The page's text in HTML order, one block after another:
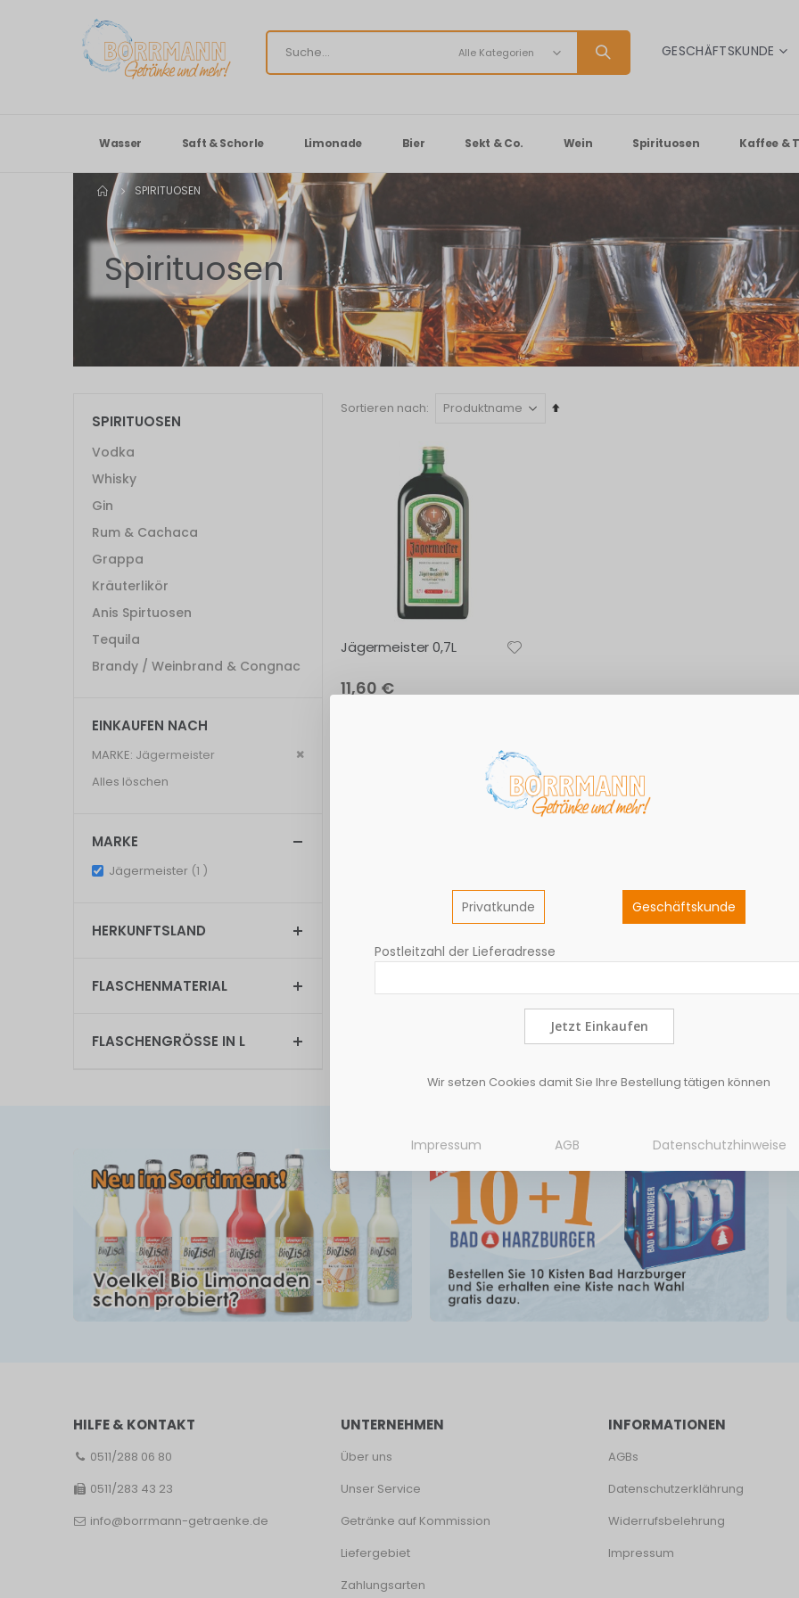
SPRACHE
GESCHÄFTSKUNDE
Wasser Saft & Schorle Limonade Bier Sekt & Co. Wein Spirituosen Kaffee &
SPIRITUOSEN
Spirituosen
Sortieren nach
In
Jägermeister 0,7L
11,60 €
SPIRITUOSEN
Vodka
Whisky
Gin
Rum & Cachaca
Grappa
Kräuterlikör
Anis Spirtuosen
Tequila
Brandy / Weinbrand & Congnac
EINKAUFEN NACH
MARKE Jägermeister
Dies
Alles löschen
MARKE
Jägermeister 1 item
HERKUNFTSLAND
FLASCHENMATERIAL
FLASCHENGRÖSSE IN L
HILFE & KONTAKT
0511/288 06 80
0511/283 43 23
info@borrmann-getraenke.de
UNTERNEHMEN
Über uns
Unser Service
Getränke auf Kommission
Liefergebiet
Zahlungsarten
INFORMATIONEN
AGBs
Datenschutzerklährung
Widerrufsbelehrung
Impressum
Privatkunde Geschäftskunde
Postleitzahl der Lieferadresse
Jetzt Einkaufen
Wir setzen Cookies damit Sie Ihre Bestellung tätigen können
Impressum AGB Datenschutzhinweise